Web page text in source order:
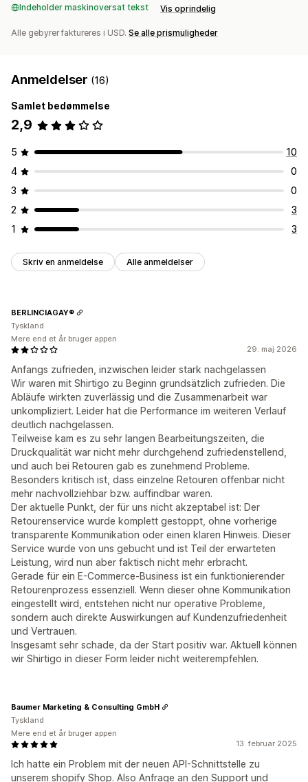
Opdateringer i realtid Inkluderende priser
Indeholder maskinoversat tekst Vis oprindelig
Alle gebyrer faktureres i USD. Se alle prismuligheder
Anmeldelser (16)
Samlet bedømmelse
2,9
5
10
4
0
3
0
2
3
1
3
Skriv en anmeldelse Alle anmeldelser
29. maj 2026
Anfangs zufrieden, inzwischen leider stark nachgelassen
Wir waren mit Shirtigo zu Beginn grundsätzlich zufrieden. Die
Abläufe wirkten zuverlässig und die Zusammenarbeit war
unkompliziert. Leider hat die Performance im weiteren Verlauf
deutlich nachgelassen.
Teilweise kam es zu sehr langen Bearbeitungszeiten, die
Druckqualität war nicht mehr durchgehend zufriedenstellend,
und auch bei Retouren gab es zunehmend Probleme.
Besonders kritisch ist, dass einzelne Retouren offenbar nicht
mehr nachvollziehbar bzw. auffindbar waren.
Der aktuelle Punkt, der für uns nicht akzeptabel ist: Der
Retourenservice wurde komplett gestoppt, ohne vorherige
transparente Kommunikation oder einen klaren Hinweis. Dieser
Service wurde von uns gebucht und ist Teil der erwarteten
Leistung, wird nun aber faktisch nicht mehr erbracht.
Gerade für ein E-Commerce-Business ist ein funktionierender
Retourenprozess essenziell. Wenn dieser ohne Kommunikation
eingestellt wird, entstehen nicht nur operative Probleme,
sondern auch direkte Auswirkungen auf Kundenzufriedenheit
und Vertrauen.
Insgesamt sehr schade, da der Start positiv war. Aktuell können
wir Shirtigo in dieser Form leider nicht weiterempfehlen.
BERLINCIAGAY®
Tyskland
Mere end et år bruger appen
13. februar 2025
Ich hatte ein Problem mit der neuen API-Schnittstelle zu
unserem shopify Shop. Also Anfrage an den Support und
Baumer Marketing & Consulting GmbH
Tyskland
Mere end et år bruger appen